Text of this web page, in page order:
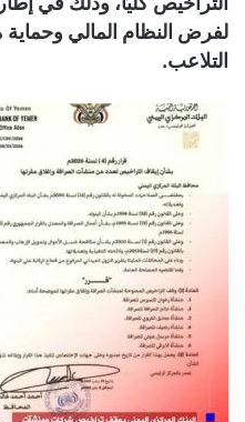
لفرض النظام المالي
التلاعب.